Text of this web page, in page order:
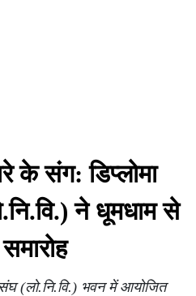
के संग: डिप्लोमा
ने धूमधाम से
(लो.नि.वि.) भवन में आयोजित